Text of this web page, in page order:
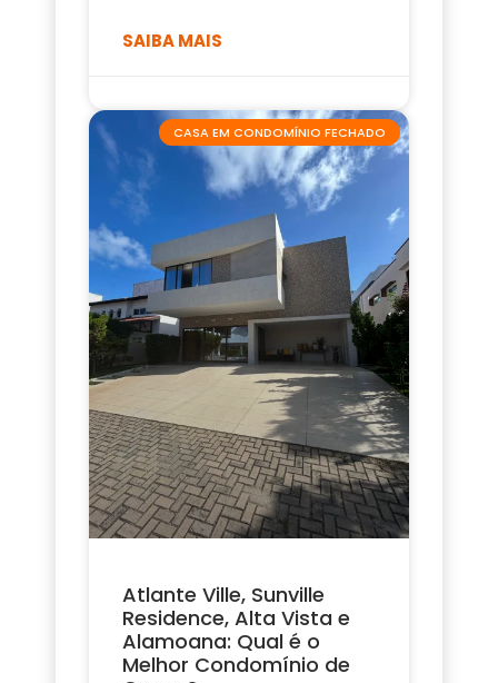
SAIBA MAIS
CASA EM CONDOMÍNIO FECHADO
Atlante Ville, Sunville
Residence, Alta Vista e
Alamoana: Qual é o
Melhor Condomínio de